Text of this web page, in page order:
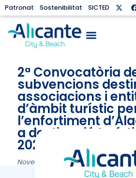
Patronat Sostenibilitat SICTED
2ª Convocatòria
subvencions
associacions i
d’àmbit turístic
l’enfortiment
a destinació
2023
November 15, 2023